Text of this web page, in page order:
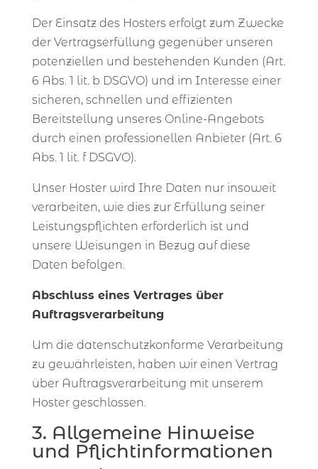
Der Einsatz des Hosters erfolgt zum Zwecke
der Vertragserfüllung gegenüber unseren
potenziellen und bestehenden Kunden (Art.
6 Abs. 1 lit. b DSGVO) und im Interesse einer
sicheren, schnellen und effizienten
Bereitstellung unseres Online-Angebots
durch einen professionellen Anbieter (Art. 6
Abs. 1 lit. f DSGVO).
Unser Hoster wird Ihre Daten nur insoweit
verarbeiten, wie dies zur Erfüllung seiner
Leistungspflichten erforderlich ist und
unsere Weisungen in Bezug auf diese
Daten befolgen.
Abschluss eines Vertrages über
Auftragsverarbeitung
Um die datenschutzkonforme Verarbeitung
zu gewährleisten, haben wir einen Vertrag
über Auftragsverarbeitung mit unserem
Hoster geschlossen.
3. Allgemeine Hinweise
und Pflichtinformationen